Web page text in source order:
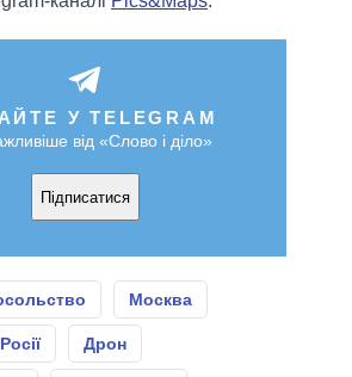
У TELEGRAM
від «Слово і діло»
Підписатися
Москва
Дрон